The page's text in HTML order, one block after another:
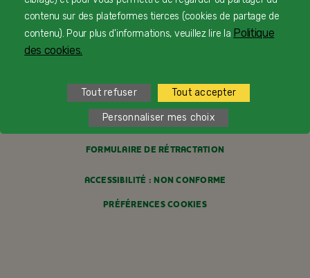
MENTIONS LÉGALES
POLITIQUE DE CONFIDENTIALITÉ
CONDITIONS GÉNÉRALES DE VENTE
FORMULAIRE DE RÉTRACTATION
ACCESSIBILITÉ : NON CONFORME
PRÉFÉRENCES COOKIES
contenu sur des plateformes tierces (cookies de partage de
contenu). Pour plus d'informations, veuillez lire la Politique
des cookies.
Tout refuser Tout accepter
Personnaliser mes choix